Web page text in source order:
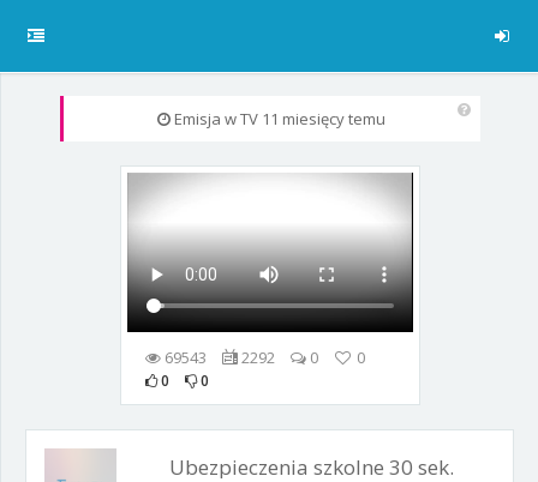
Emisja w TV 11 miesięcy temu
69543 2292 0 0
0 0
Ubezpieczenia szkolne 30 sek.